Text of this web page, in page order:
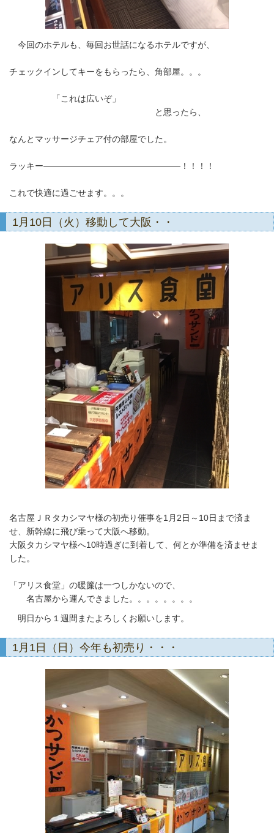
今回のホテルも、毎回お世話になるホテルですが、
チェックインしてキーをもらったら、角部屋。。。
「これは広いぞ」
と思ったら、
なんとマッサージチェア付の部屋でした。
ラッキー――――――――――――――――！！！！
これで快適に過ごせます。。。
1月10日（火）移動して大阪・・
名古屋ＪＲタカシマヤ様の初売り催事を1月2日～10日まで済ま
せ、新幹線に飛び乗って大阪へ移動。
大阪タカシマヤ様へ10時過ぎに到着して、何とか準備を済ませま
した。
「アリス食堂」の暖簾は一つしかないので、
名古屋から運んできました。。。。。。。。
明日から１週間またよろしくお願いします。
1月1日（日）今年も初売り・・・